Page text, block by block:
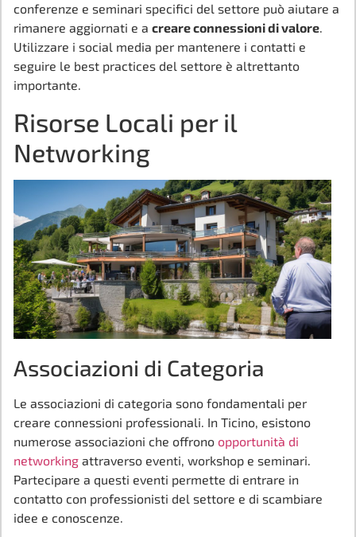
conferenze e seminari specifici del settore può aiutare a
rimanere aggiornati e a creare connessioni di valore.
Utilizzare i social media per mantenere i contatti e
seguire le best practices del settore è altrettanto
importante.
Risorse Locali per il
Networking
Associazioni di Categoria
Le associazioni di categoria sono fondamentali per
creare connessioni professionali. In Ticino, esistono
numerose associazioni che offrono opportunità di
networking attraverso eventi, workshop e seminari.
Partecipare a questi eventi permette di entrare in
contatto con professionisti del settore e di scambiare
idee e conoscenze.